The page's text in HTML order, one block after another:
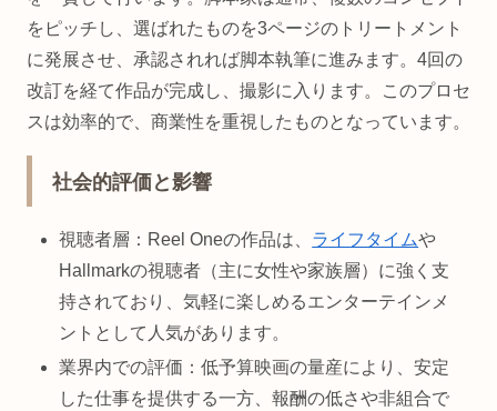
をピッチし、選ばれたものを3ページのトリートメント
に発展させ、承認されれば脚本執筆に進みます。4回の
改訂を経て作品が完成し、撮影に入ります。このプロセ
スは効率的で、商業性を重視したものとなっています。
社会的評価と影響
視聴者層：Reel Oneの作品は、 ライフタイムや
Hallmarkの視聴者（主に女性や家族層）に強く支
持されており、気軽に楽しめるエンターテインメ
ントとして人気があります。
業界内での評価：低予算映画の量産により、安定
した仕事を提供する一方、報酬の低さや非組合で